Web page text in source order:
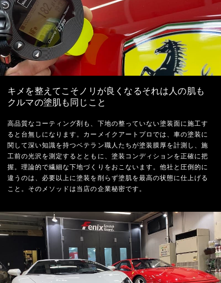
キメを整えてこそノリが良くなるそれは人の肌も
クルマの塗肌も同じこと
高品質なコーティング剤も、下地の整っていない塗装面に施工す
ると台無しになります。カーメイクアートプロでは、車の塗装に
関して深い知識を持つベテラン職人たちが塗装膜厚を計測し、施
工前の光沢を測定するとともに、塗装コンディションを正確に把
握。理論的で繊細な下地づくりをおこないます。他社と圧倒的に
違うのは、必要以上に塗装を削らず塗肌を最高の状態に仕上げる
こと。そのメソッドは当店の企業秘密です。